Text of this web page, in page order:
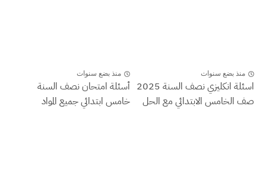
منذ بضع سنوات
اسئلة انكليزي نصف السنة 2025
صف الخامس الابتدائي مع الحل
منذ بضع سنوات
أسئلة امتحان نصف السنة
خامس ابتدائي جميع المواد